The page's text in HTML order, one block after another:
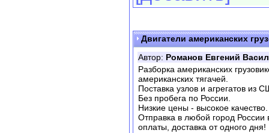
Двигатели американских
Автор: Романов Евгений
Разборка американских
американских тягачей.
Поставка узлов и агрегатов из
Без пробега по России.
Низкие цены - высокое качество.
Отправка в любой город России
оплаты, доставка от одного дня!